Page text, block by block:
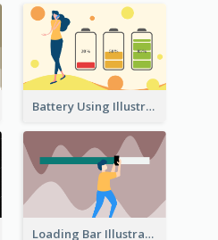
Battery Using Illustration
Loading Bar Illustration